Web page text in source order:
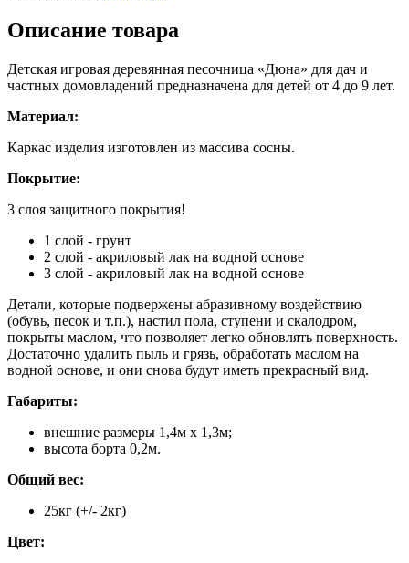
Описание товара
Детская игровая деревянная песочница «Дюна» для дач и
частных домовладений предназначена для детей от 4 до 9 лет.
Материал:
Каркас изделия изготовлен из массива сосны.
Покрытие:
3 слоя защитного покрытия!
1 слой - грунт
2 слой - акриловый лак на водной основе
3 слой - акриловый лак на водной основе
Детали, которые подвержены абразивному воздействию
(обувь, песок и т.п.), настил пола, ступени и скалодром,
покрыты маслом, что позволяет легко обновлять поверхность.
Достаточно удалить пыль и грязь, обработать маслом на
водной основе, и они снова будут иметь прекрасный вид.
Габариты:
внешние размеры 1,4м х 1,3м;
высота борта 0,2м.
Общий вес:
25кг (+/- 2кг)
Цвет: